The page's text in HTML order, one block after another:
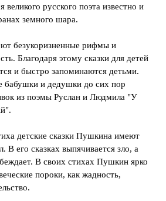
русского поэта известно и
земного шара.
безукоризненные рифмы и
Благодаря этому сказки для детей
и быстро запоминаются детьми.
бабушки и дедушки до сих пор
из поэмы Руслан и Людмила "У
детские сказки Пушкина имеют
В его сказках выпячивается зло, а
В своих стихах Пушкин ярко
пороки, как жадность,